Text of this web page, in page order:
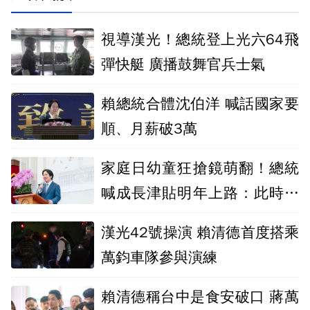
視導漢光！總統登上光六64飛
彈快艇 廣播鼓舞官兵士氣
賴總統合體沈伯洋 喊話國家要
順、月薪破3萬
家庭日幼童狂搶鏡萌翻！總統
喊成長津貼明年上路：此時不
漢光42號操演 賴清德首度搭乘
萬鈞車隊參與演練
賴清德稱台中是食安破口 蔣萬